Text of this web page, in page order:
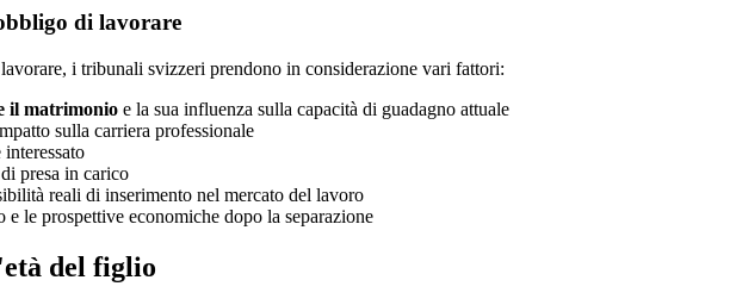
di lavorare
i tribunali svizzeri prendono in considerazione vari fattori:
il matrimonio e la sua influenza sulla capacità di guadagno attuale
sulla carriera professionale
presa in carico
reali di inserimento nel mercato del lavoro
e le prospettive economiche dopo la separazione
del figlio